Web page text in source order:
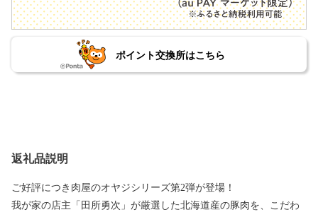
ポイント交換所はこちら
返礼品説明
ご好評につき肉屋のオヤジシリーズ第2弾が登場！
我が家の店主「田所勇次」が厳選した北海道産の豚肉を、こだわ